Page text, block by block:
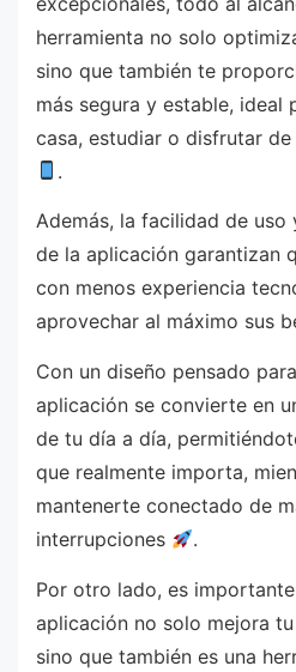
herramienta no solo
sino que también te
más segura y estable, ideal
casa, estudiar o disfrutar
.
Además, la facilidad de
de la aplicación garantizan
con menos experiencia
aprovechar al máximo sus
Con un diseño pensado
aplicación se convierte en
de tu día a día,
que realmente importa,
mantenerte conectado de
interrupciones
.
Por otro lado, es
aplicación no solo mejora
sino que también es una